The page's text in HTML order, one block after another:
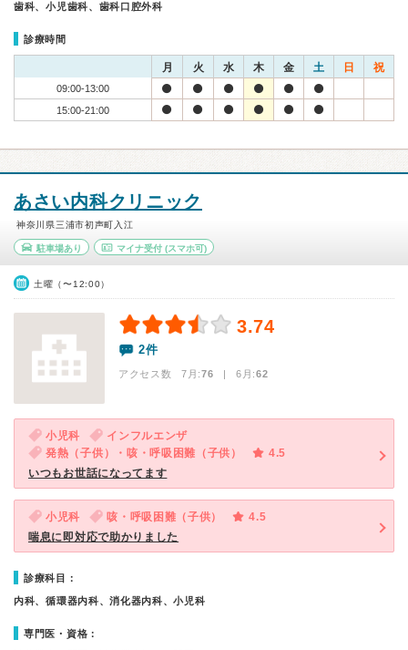
歯科、小児歯科、歯科口腔外科
診療時間
月 火 水 木 金 土 日 祝
09:00-13:00
15:00-21:00
あさい内科クリニック
神奈川県三浦市初声町入江
駐車場あり マイナ受付(スマホ可)
土曜（〜12:00）
3.74
2件
アクセス数 7月:76 | 6月:62
小児科
インフルエンザ
発熱（子供）・咳・呼吸困難（子供）
4.5
いつもお世話になってます
小児科 咳・呼吸困難（子供）
4.5
喘息に即対応で助かりました
診療科目：
内科、循環器内科、消化器内科、小児科
専門医・資格：